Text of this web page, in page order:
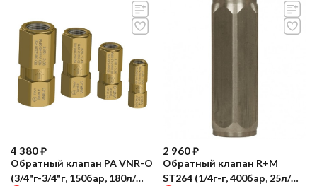
4 380₽
Обратный клапан PA VNR-O
(3/4"г-3/4"г, 150бар, 180л/
2 960₽
Обратный клапан R+M
ST264 (1/4г-г, 400бар, 25л/